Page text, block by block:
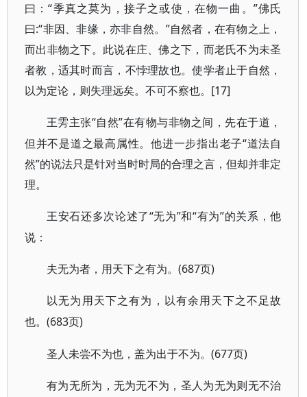
曰：“季真之莫为，接子之或使，在物一曲。”佛氏
曰:“非因、非缘，亦非自然。”自然者，在有物之上，
而出非物之下。此说在庄、佛之下，而老氏不为未圣
者教，适其时而言，不悖理故也。使学者止于自然，
以为定论，则失理远矣。不可不察也。[17]
王雱主张“自然”在有物与非物之间，先在于道，
但并不是道之最高属性。他进一步指出老子“道法自
然”的说法只是针对当时时局的合理之言，但却并非定
理。
王安石还多次论述了“无为”和“有为”的关系，他
说：
夫无为者，用天下之有为。 (687页)
以无为用天下之有为，以有余用天下之不足故
也。 (683页)
圣人未尝不为也，盖为出于不为。 (677页)
有为无所为，无为无不为，圣人为无为则无不治